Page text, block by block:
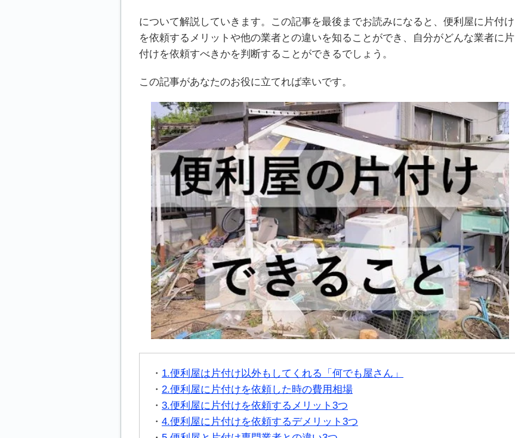
について解説していきます。この記事を最後までお読みになると、便利屋に片付け
を依頼するメリットや他の業者との違いを知ることができ、自分がどんな業者に片
付けを依頼すべきかを判断することができるでしょう。
この記事があなたのお役に立てれば幸いです。
1.便利屋は片付け以外もしてくれる「何でも屋さん」
2.便利屋に片付けを依頼した時の費用相場
3.便利屋に片付けを依頼するメリット3つ
4.便利屋に片付けを依頼するデメリット3つ